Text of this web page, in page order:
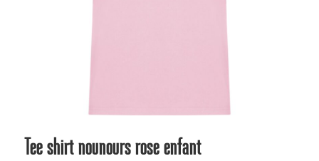
Tee shirt nounours rose enfant